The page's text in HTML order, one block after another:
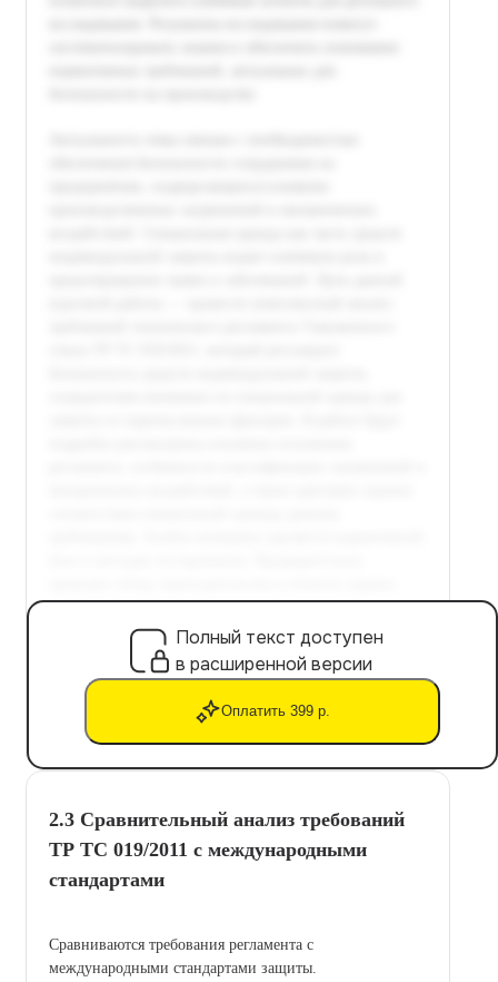
Полный текст доступен
в расширенной версии
Оплатить 399 р.
2.3 Сравнительный анализ требований
ТР ТС 019/2011 с международными
стандартами
Сравниваются требования регламента с
международными стандартами защиты.